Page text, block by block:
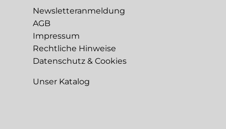
Newsletteranmeldung
AGB
Impressum
Rechtliche Hinweise
Datenschutz & Cookies
Unser Katalog